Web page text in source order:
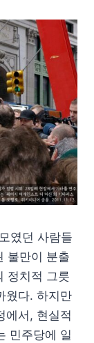
였던 사람들
불만이 분출
정치적 그릇
웠다. 하지만
에서, 현실적
민주당에 일